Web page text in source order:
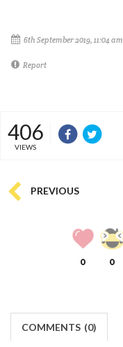
6th September 2019, 11:04 am
Report
406
VIEWS
PREVIOUS
0 0
COMMENTS (0)